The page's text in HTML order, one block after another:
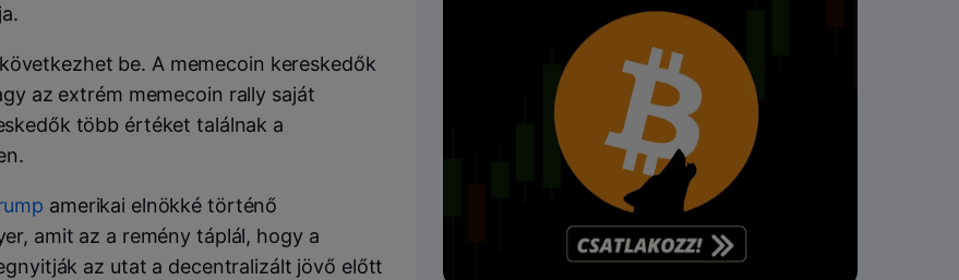
be. A memecoin kereskedők
az extrém memecoin rally saját
több értéket találnak a
amerikai elnökké történő
amit az a remény táplál, hogy a
az utat a decentralizált jövő előtt